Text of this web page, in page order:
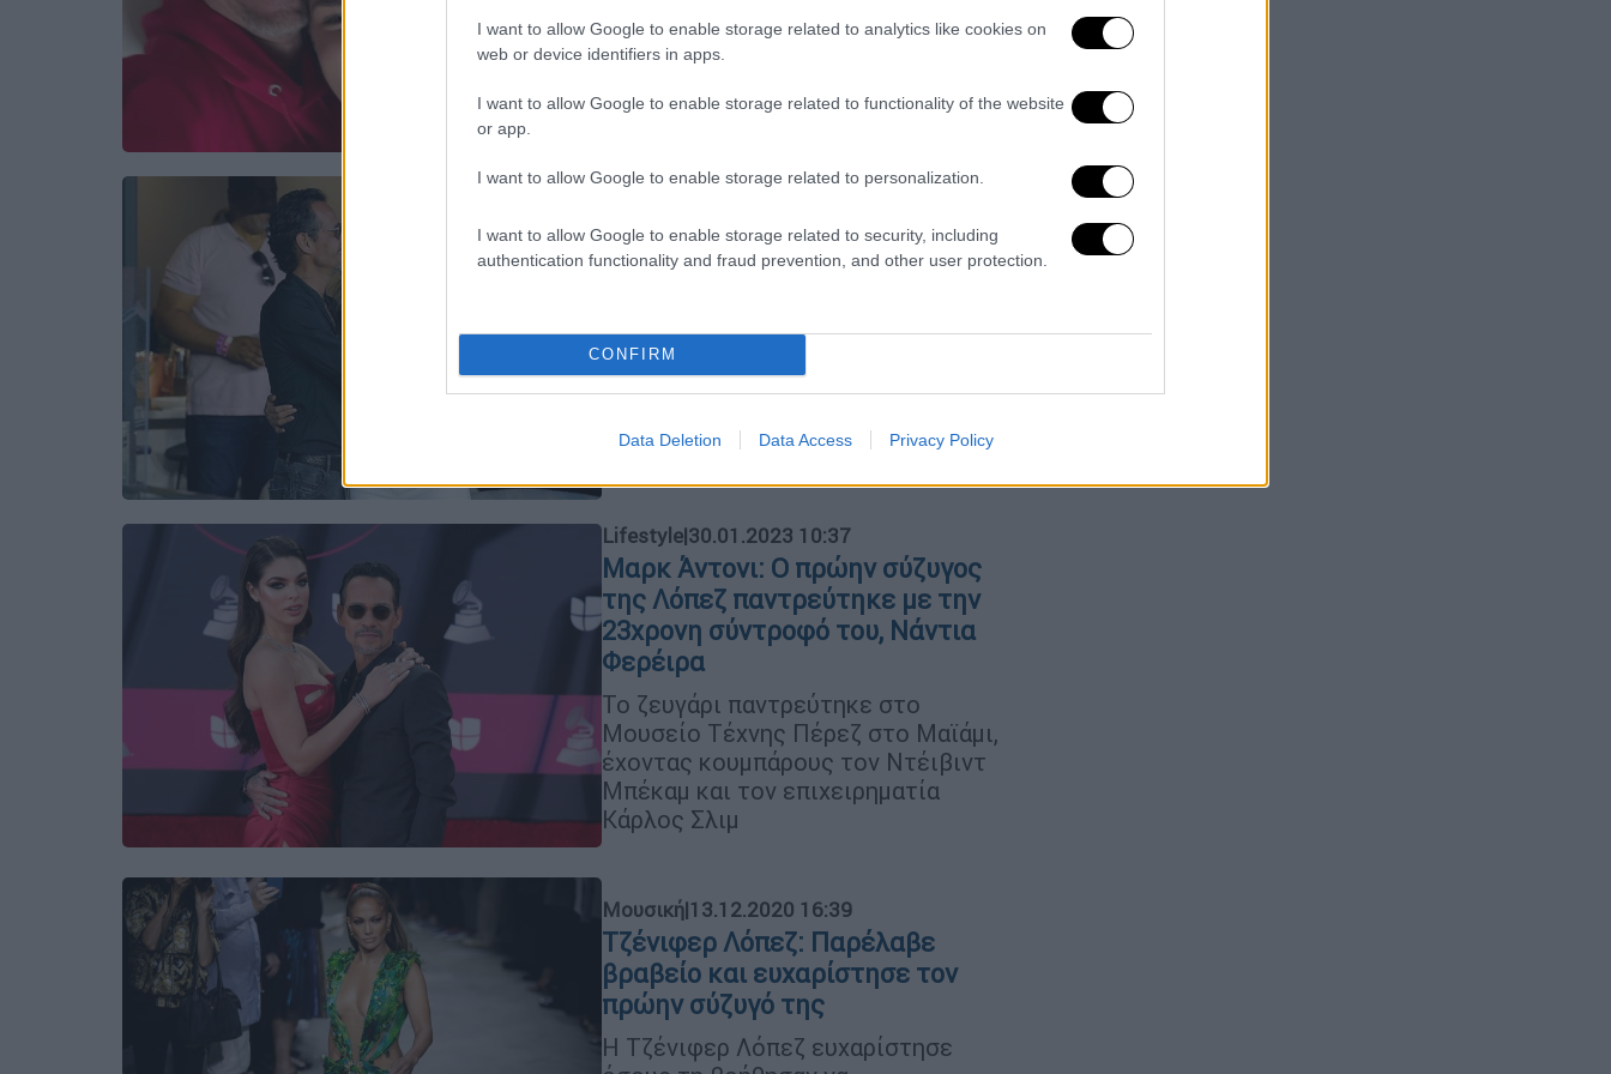
I want to allow Google to enable storage related to analytics like cookies on
web or device identifiers in apps.
I want to allow Google to enable storage related to functionality of the website
or app.
I want to allow Google to enable storage related to personalization.
I want to allow Google to enable storage related to security, including
authentication functionality and fraud prevention, and other user protection.
CONFIRM
Data Deletion Data Access Privacy Policy
σύζυγός του Νάντια Φερέιρα (Nadia
Ferreira) απέκτησαν το πρώτο τους
πατέρα (18/06)
Ο Μαρκ Άντονι και η Νάντια
Φερέιρα περιμένουν το πρώτο
φορά ο τραγουδιστής
Στο στιγμιότυπο που δημοσίευσαν ο
τραγουδιστής φαίνεται να έχει το
χέρι του πάνω στην φουσκωμένη
κοιλιά της Φερέιρα
Lifestyle|30.01.2023 10:37
Μαρκ Άντονι: O πρώην σύζυγος
της Λόπεζ παντρεύτηκε με την
23χρονη σύντροφό του, Νάντια
Φερέιρα
Το ζευγάρι παντρεύτηκε στο
Μουσείο Τέχνης Πέρεζ στο Μαϊάμι,
έχοντας κουμπάρους τον Ντέιβιντ
Μπέκαμ και τον επιχειρηματία
Κάρλος Σλιμ
Μουσική|13.12.2020 16:39
Τζένιφερ Λόπεζ: Παρέλαβε
βραβείο και ευχαρίστησε τον
πρώην σύζυγό της
Η Τζένιφερ Λόπεζ ευχαρίστησε